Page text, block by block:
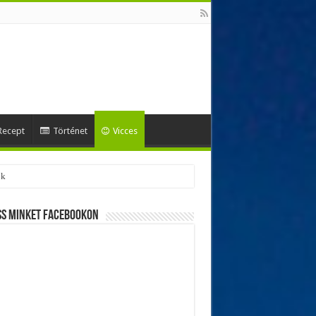
Történet Vicces
minket Facebookon